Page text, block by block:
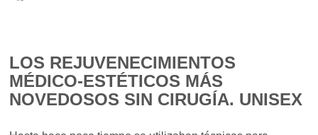
LOS REJUVENECIMIENTOS
MÉDICO-ESTÉTICOS MÁS
NOVEDOSOS SIN CIRUGÍA. UNISEX